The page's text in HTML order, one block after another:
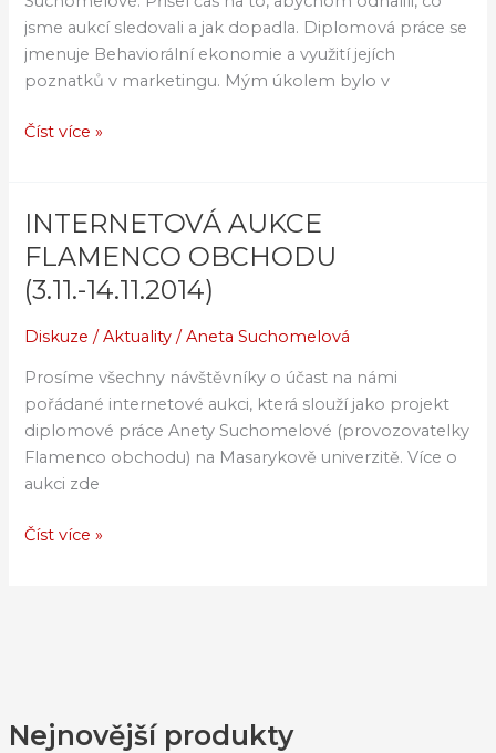
Nejnovější produkty
jsme aukcí sledovali a jak dopadla. Diplomová práce se
jmenuje Behaviorální ekonomie a využití jejích
poznatků v marketingu. Mým úkolem bylo v
Číst více »
INTERNETOVÁ AUKCE
FLAMENCO OBCHODU
(3.11.-14.11.2014)
Diskuze /Aktuality /Aneta Suchomelová
Prosíme všechny návštěvníky o účast na námi
pořádané internetové aukci, která slouží jako projekt
diplomové práce Anety Suchomelové (provozovatelky
Flamenco obchodu) na Masarykově univerzitě. Více o
aukci zde
INTERNETOVÁ
AUKCE
FLAMENCO
OBCHODU
(3.11.-14.11.2014)
Číst více »